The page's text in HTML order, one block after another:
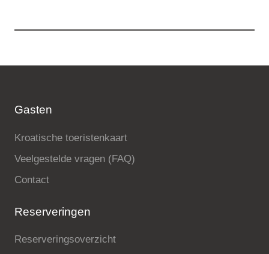
Gasten
Kroatische toeristenkaart
Veelgestelde vragen (FAQ)
Contact
Reserveringen
Reserveringsoverzicht